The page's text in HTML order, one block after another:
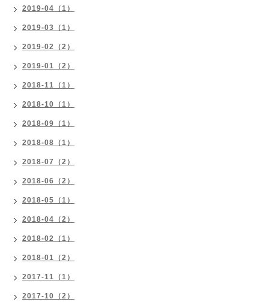
2019-04（1）
2019-03（1）
2019-02（2）
2019-01（2）
2018-11（1）
2018-10（1）
2018-09（1）
2018-08（1）
2018-07（2）
2018-06（2）
2018-05（1）
2018-04（2）
2018-02（1）
2018-01（2）
2017-11（1）
2017-10（2）